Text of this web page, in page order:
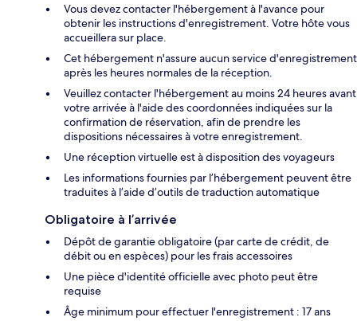
Vous devez contacter l'hébergement à l'avance pour
obtenir les instructions d'enregistrement. Votre hôte vous
accueillera sur place.
Cet hébergement n'assure aucun service d'enregistrement
après les heures normales de la réception.
Veuillez contacter l'hébergement au moins 24 heures avant
votre arrivée à l'aide des coordonnées indiquées sur la
confirmation de réservation, afin de prendre les
dispositions nécessaires à votre enregistrement.
Une réception virtuelle est à disposition des voyageurs
Les informations fournies par l’hébergement peuvent être
traduites à l’aide d’outils de traduction automatique
Obligatoire à l’arrivée
Dépôt de garantie obligatoire (par carte de crédit, de
débit ou en espèces) pour les frais accessoires
Une pièce d'identité officielle avec photo peut être
requise
Âge minimum pour effectuer l'enregistrement : 17 ans